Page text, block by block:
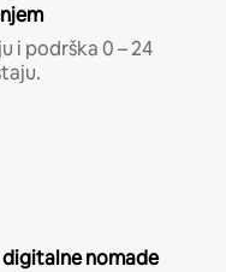
i podrška 0 – 24
nomade